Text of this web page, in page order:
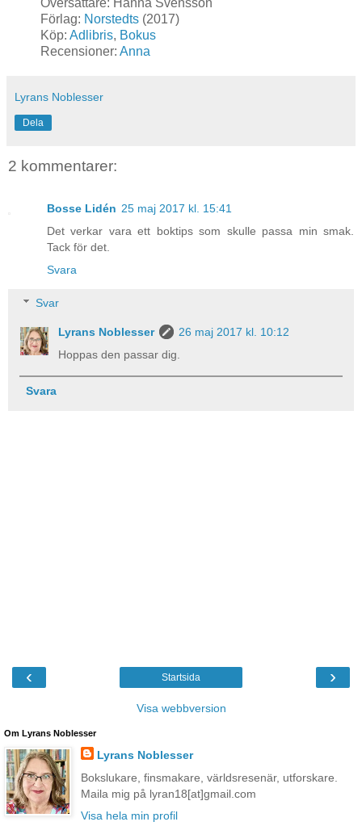
Översättare: Hanna Svensson
Förlag: Norstedts (2017)
Köp: Adlibris, Bokus
Recensioner: Anna
Lyrans Noblesser
Dela
2 kommentarer:
Bosse Lidén 25 maj 2017 kl. 15:41
Det verkar vara ett boktips som skulle passa min smak.
Tack för det.
Svara
Svar
Lyrans Noblesser
26 maj 2017 kl. 10:12
Hoppas den passar dig.
Svara
‹ ›
Startsida
Visa webbversion
Om Lyrans Noblesser
Lyrans Noblesser
Bokslukare, finsmakare, världsresenär, utforskare.
Maila mig på lyran18[at]gmail.com
Visa hela min profil